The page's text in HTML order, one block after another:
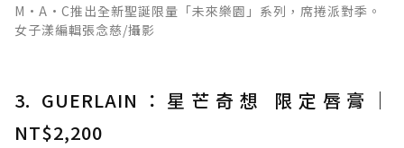
M·A·C推出全新聖誕限量「未來樂園」系列，席捲派對季。
女子漾編輯張念慈/攝影
3. GUERLAIN：星芒奇想 限定唇膏｜
NT$2,200